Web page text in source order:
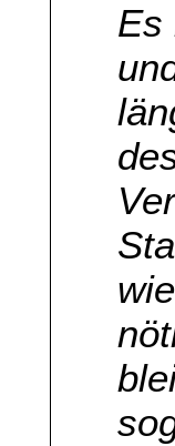
Es